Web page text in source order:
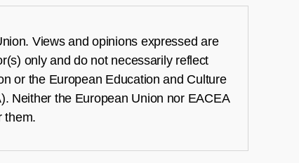
Views and opinions expressed are
only and do not necessarily reflect
or the European Education and Culture
Neither the European Union nor EACEA
them.